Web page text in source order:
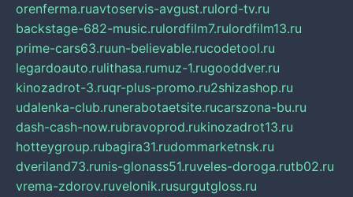
orenferma.ruavtoservis-avgust.rulord-tv.ru
backstage-682-music.rulordfilm7.rulordfilm13.ru
prime-cars63.ruun-believable.rucodetool.ru
legardoauto.rulithasa.rumuz-1.rugooddver.ru
kinozadrot-3.ruqr-plus-promo.ru2shizashop.ru
udalenka-club.runerabotaetsite.rucarszona-bu.ru
dash-cash-now.rubravoprod.rukinozadrot13.ru
hotteygroup.rubagira31.rudommarketnsk.ru
dveriland73.runis-glonass51.ruveles-doroga.rutb02.ru
vrema-zdorov.ruvelonik.rusurgutgloss.ru